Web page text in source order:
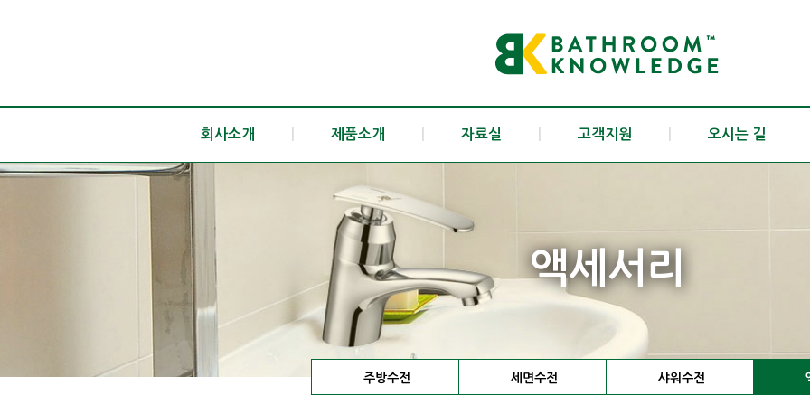
회사소개 제품소개 자료실 고객지원 오시는 길
액세서리
주방수전 세면수전 샤워수전